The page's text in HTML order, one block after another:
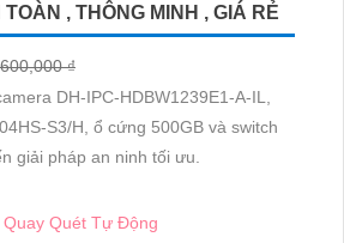
, THÔNG MINH , GIÁ RẺ
₫
DH-IPC-HDBW1239E1-A-IL,
S3/H, ổ cứng 500GB và switch
giải pháp an ninh tối ưu.